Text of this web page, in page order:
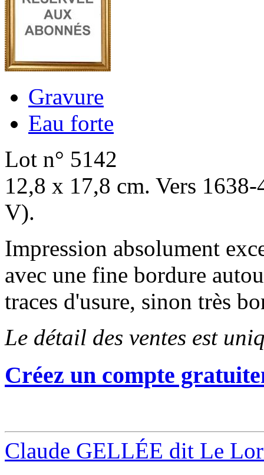
Gravure
Eau forte
Lot n° 5142
12,8 x 17,8 cm. Vers
V).
Impression absolument
avec une fine bordure
traces d'usure, sinon très
Le détail des ventes est
Créez un compte
Claude GELLÉE dit Le